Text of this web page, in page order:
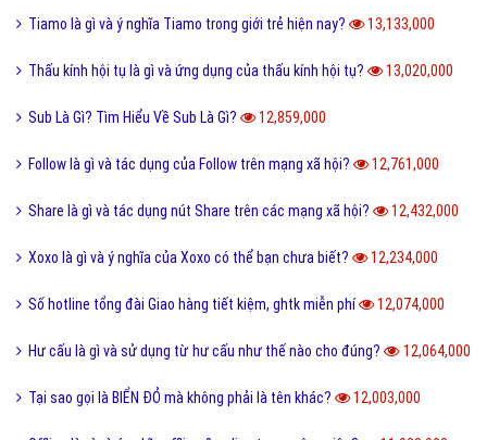
14,551,000
Anti Fan là gì và một vài hội Anti Fan nổi tiếng hiện nay? 14,472,000
Kỹ thuật là gì và tầm quan trọng của kỹ thuật hiện nay?
Quả dâu da đất có những công dụng gì? 13,865,000
Dũng cảm là gì và tại sao cần phải có lòng dũng cảm? 13,803,000
QTQD là gì và QTQĐ mang ý nghĩa tiêu cực không? 13,650,000
Tiến hóa là gì và quá trình tiến hóa diễn ra như thế nào? 13,492,000
Định hướng là gì và cách định hướng nghề nghiệp tương lai?